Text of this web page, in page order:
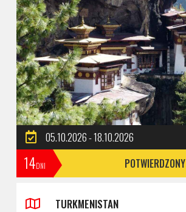
05.10.2026 - 18.10.2026
14DNI POTWIERDZONY
TURKMENISTAN